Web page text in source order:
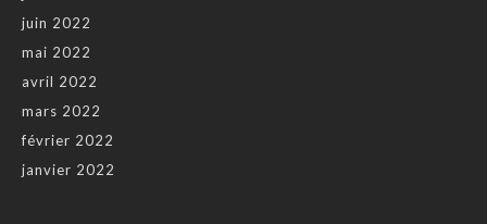
juin 2022
mai 2022
avril 2022
mars 2022
février 2022
janvier 2022